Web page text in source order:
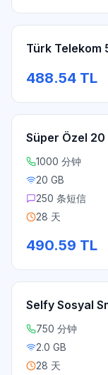
Türk Telekom
488.54 TL
Süper Özel 20
1000 分钟
20 GB
250 条短信
28 天
490.59 TL
Selfy Sosyal
750 分钟
2.0 GB
28 天